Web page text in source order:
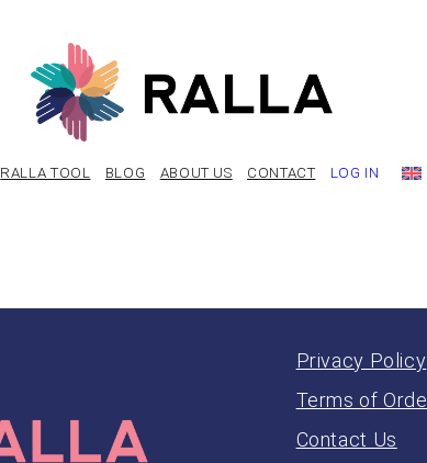
RALLA TOOL BLOG ABOUT US CONTACT LOG IN
Privacy Policy
Terms of
Contact Us